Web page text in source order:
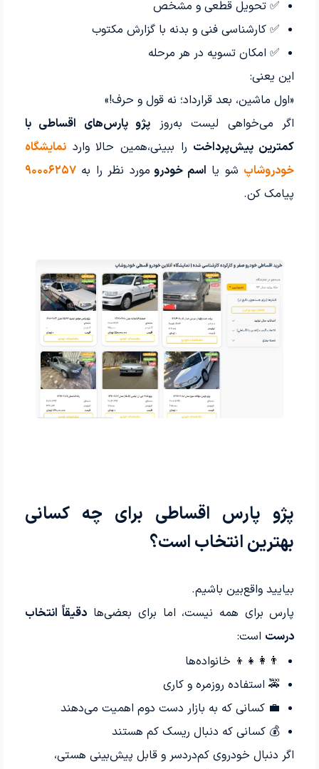
✅ تحویل قطعی و مشخص
✅ کارشناسی فنی و بدنه با گزارش مکتوب
✅ امکان تسویه در هر مرحله
این یعنی:
«اول ماشین، بعد قرارداد؛ نه قول و حرف!»
اگر می‌خواهی لیست به‌روز پژو پارس‌های اقساطی با
کمترین پیش‌پرداخت را ببینی،همین حالا واردنمایشگاه
خودروشاپ شو یا اسم خودرو مورد نظر را به۹۰۰۰۶۲۵۷
پیامک کن.
پژو پارس اقساطی برای چه کسانی
بهترین انتخاب است؟
بیایید واقع‌بین باشیم.
پارس برای همه نیست، اما برای بعضی‌ها دقیقاً انتخاب
درست است:
👨‍👩‍👧‍👦 خانواده‌ها
🚕 استفاده روزمره و کاری
💼 کسانی که به بازار دست دوم اهمیت می‌دهند
💰 کسانی که دنبال ریسک کم هستند
اگر دنبال خودروی کم‌دردسر و قابل پیش‌بینی هستی،